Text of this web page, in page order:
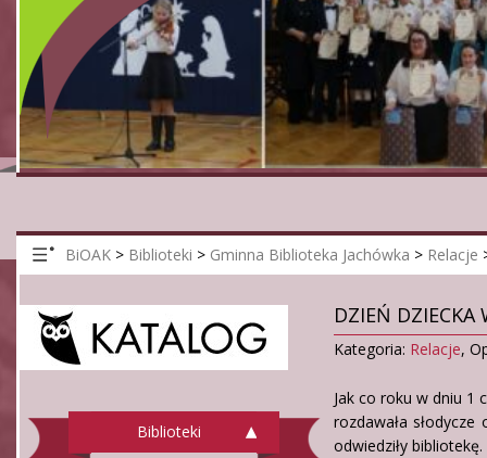
BiOAK > Biblioteki > Gminna Biblioteka Jachówka > Relacje
Biblioteki
DZIEŃ DZIECKA
Kategoria: Relacje,
Jak co roku w dniu 1
rozdawała
odwiedziły bibliotekę.